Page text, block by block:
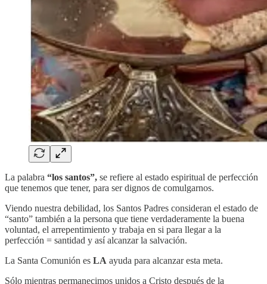
La palabra “los santos”, se refiere al estado espiritual de perfección
que tenemos que tener, para ser dignos de comulgarnos.
Viendo nuestra debilidad, los Santos Padres consideran el estado de
“santo” también a la persona que tiene verdaderamente la buena
voluntad, el arrepentimiento y trabaja en si para llegar a la
perfección = santidad y así alcanzar la salvación.
La Santa Comunión es LA ayuda para alcanzar esta meta.
Sólo mientras permanecimos unidos a Cristo después de la